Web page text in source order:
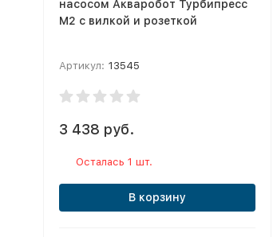
насосом Акваробот Турбипресс
М2 с вилкой и розеткой
Артикул: 13545
3 438 руб.
Осталась 1 шт.
В корзину